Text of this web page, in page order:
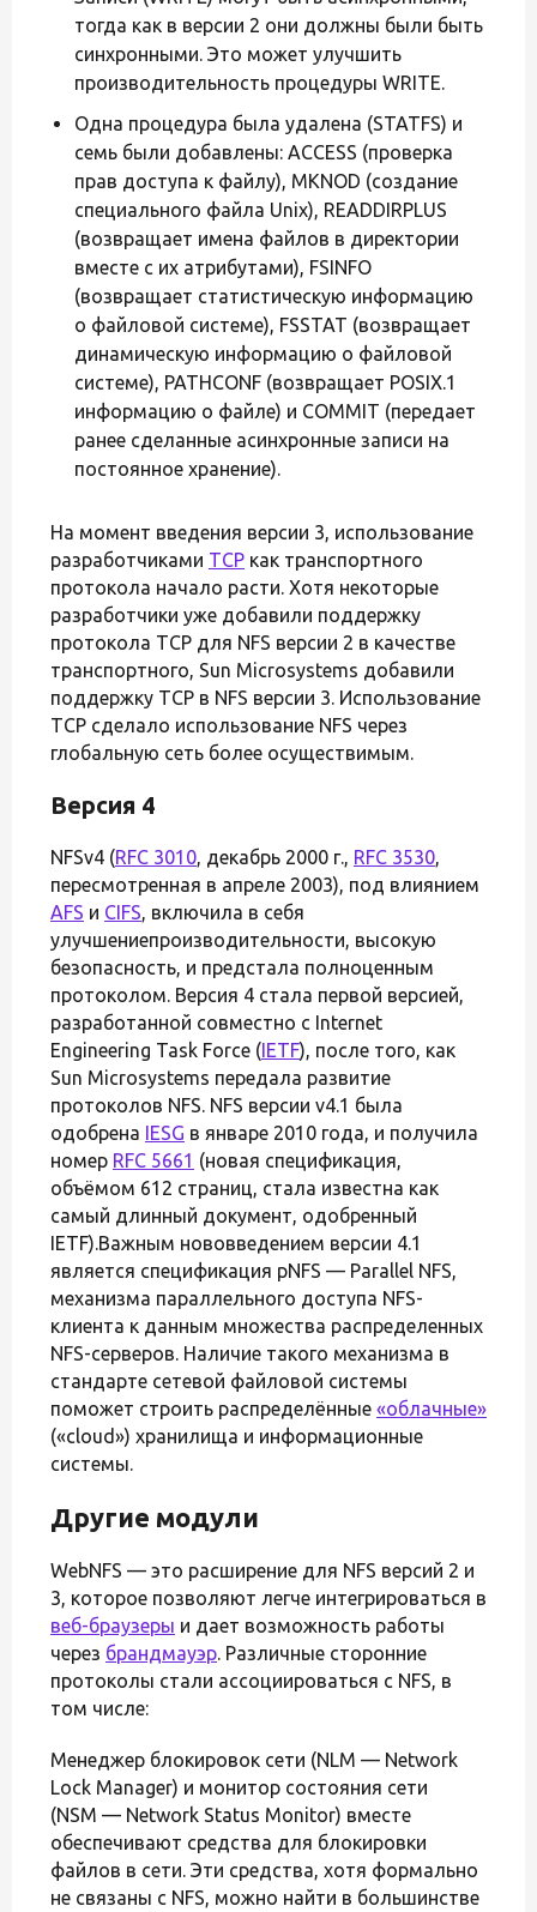
тогда как в версии 2 они должны были быть
синхронными. Это может улучшить
производительность процедуры WRITE.
Одна процедура была удалена (STATFS) и
семь были добавлены: ACCESS (проверка
прав доступа к файлу), MKNOD (создание
специального файла Unix), READDIRPLUS
(возвращает имена файлов в директории
вместе с их атрибутами), FSINFO
(возвращает статистическую информацию
о файловой системе), FSSTAT (возвращает
динамическую информацию о файловой
системе), PATHCONF (возвращает POSIX.1
информацию о файле) и COMMIT (передает
ранее сделанные асинхронные записи на
постоянное хранение).
На момент введения версии 3, использование
разработчиками TCP как транспортного
протокола начало расти. Хотя некоторые
разработчики уже добавили поддержку
протокола TCP для NFS версии 2 в качестве
транспортного, Sun Microsystems добавили
поддержку TCP в NFS версии 3. Использование
TCP сделало использование NFS через
глобальную сеть более осуществимым.
Версия 4
NFSv4 (RFC 3010, декабрь 2000 г., RFC 3530,
пересмотренная в апреле 2003), под влиянием
AFS и CIFS, включила в себя
улучшениепроизводительности, высокую
безопасность, и предстала полноценным
протоколом. Версия 4 стала первой версией,
разработанной совместно с Internet
Engineering Task Force (IETF), после того, как
Sun Microsystems передала развитие
протоколов NFS. NFS версии v4.1 была
одобрена IESG в январе 2010 года, и получила
номер RFC 5661 (новая спецификация,
объёмом 612 страниц, стала известна как
самый длинный документ, одобренный
IETF).Важным нововведением версии 4.1
является спецификация pNFS — Parallel NFS,
механизма параллельного доступа NFS-
клиента к данным множества распределенных
NFS-серверов. Наличие такого механизма в
стандарте сетевой файловой системы
поможет строить распределённые «облачные»
(«cloud») хранилища и информационные
системы.
Другие модули
WebNFS — это расширение для NFS версий 2 и
3, которое позволяют легче интегрироваться в
веб-браузеры и дает возможность работы
через брандмауэр. Различные сторонние
протоколы стали ассоциироваться с NFS, в
том числе:
Менеджер блокировок сети (NLM — Network
Lock Manager) и монитор состояния сети
(NSM — Network Status Monitor) вместе
обеспечивают средства для блокировки
файлов в сети. Эти средства, хотя формально
не связаны с NFS, можно найти в большинстве